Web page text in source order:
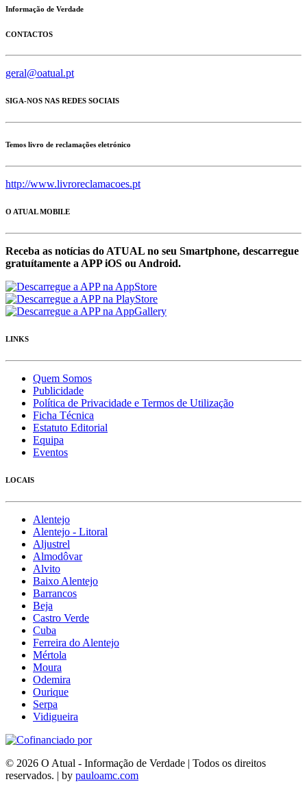
Informação de Verdade
CONTACTOS
geral@oatual.pt
SIGA-NOS NAS REDES SOCIAIS
Temos livro de reclamações eletrónico
http://www.livroreclamacoes.pt
O ATUAL MOBILE
Receba as notícias do ATUAL no seu Smartphone, descarregue
gratuítamente a APP iOS ou Android.
LINKS
Quem Somos
Publicidade
Política de Privacidade e Termos de Utilização
Ficha Técnica
Estatuto Editorial
Equipa
Eventos
LOCAIS
Alentejo
Alentejo - Litoral
Aljustrel
Almodôvar
Alvito
Baixo Alentejo
Barrancos
Beja
Castro Verde
Cuba
Ferreira do Alentejo
Mértola
Moura
Odemira
Ourique
Serpa
Vidigueira
© 2026 O Atual - Informação de Verdade | Todos os direitos
reservados. | by pauloamc.com